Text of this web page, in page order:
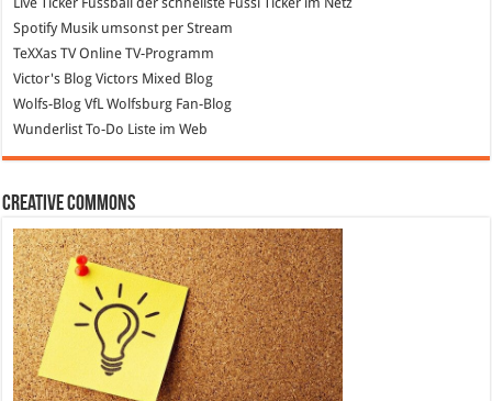
SpotifyMusik umsonst per Stream
TeXXas TVOnline TV-Programm
Victor's Blog Victors Mixed Blog
Wolfs-Blog VfL Wolfsburg Fan-Blog
WunderlistTo-Do Liste im Web
Creative Commons